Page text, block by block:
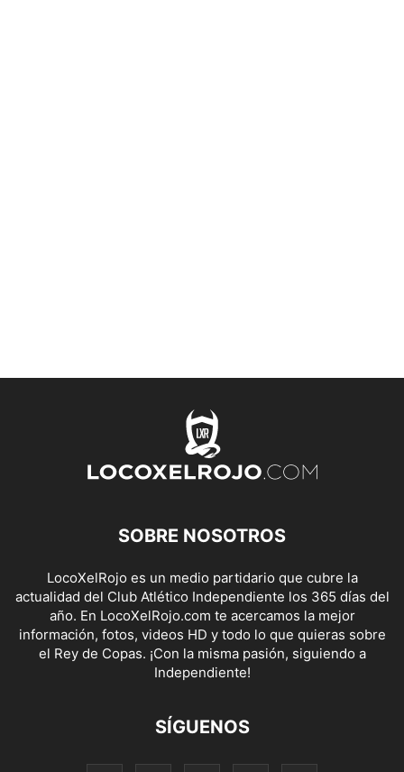
SOBRE NOSOTROS
LocoXelRojo es un medio partidario que cubre la
actualidad del Club Atlético Independiente los 365 días del
año. En LocoXelRojo.com te acercamos la mejor
información, fotos, videos HD y todo lo que quieras sobre
el Rey de Copas. ¡Con la misma pasión, siguiendo a
Independiente!
SÍGUENOS